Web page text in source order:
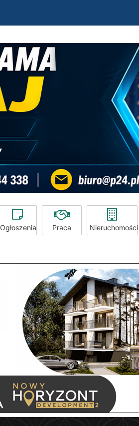
Ogłoszenia Praca Nieruchomości